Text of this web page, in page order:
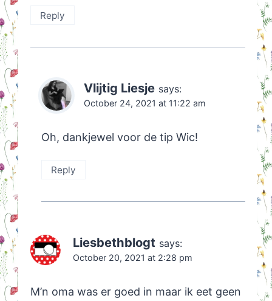
Reply
Vlijtig Liesje says:
October 24, 2021 at 11:22 am
Oh, dankjewel voor de tip Wic!
Reply
Liesbethblogt says:
October 20, 2021 at 2:28 pm
M’n oma was er goed in maar ik eet geen